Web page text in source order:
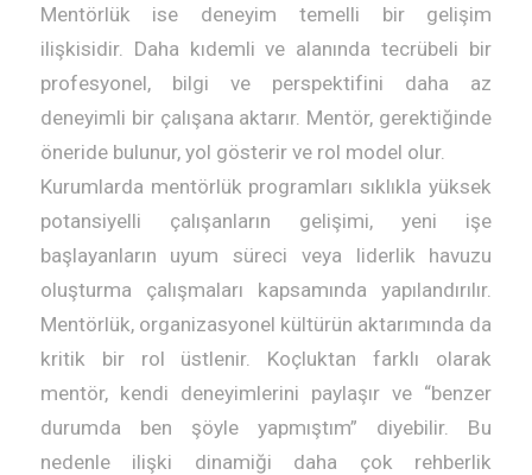
Mentörlük ise deneyim temelli bir gelişim
ilişkisidir. Daha kıdemli ve alanında tecrübeli bir
profesyonel, bilgi ve perspektifini daha az
deneyimli bir çalışana aktarır. Mentör, gerektiğinde
öneride bulunur, yol gösterir ve rol model olur.
Kurumlarda mentörlük programları sıklıkla yüksek
potansiyelli çalışanların gelişimi, yeni işe
başlayanların uyum süreci veya liderlik havuzu
oluşturma çalışmaları kapsamında yapılandırılır.
Mentörlük, organizasyonel kültürün aktarımında da
kritik bir rol üstlenir. Koçluktan farklı olarak
mentör, kendi deneyimlerini paylaşır ve “benzer
durumda ben şöyle yapmıştım” diyebilir. Bu
nedenle ilişki dinamiği daha çok rehberlik